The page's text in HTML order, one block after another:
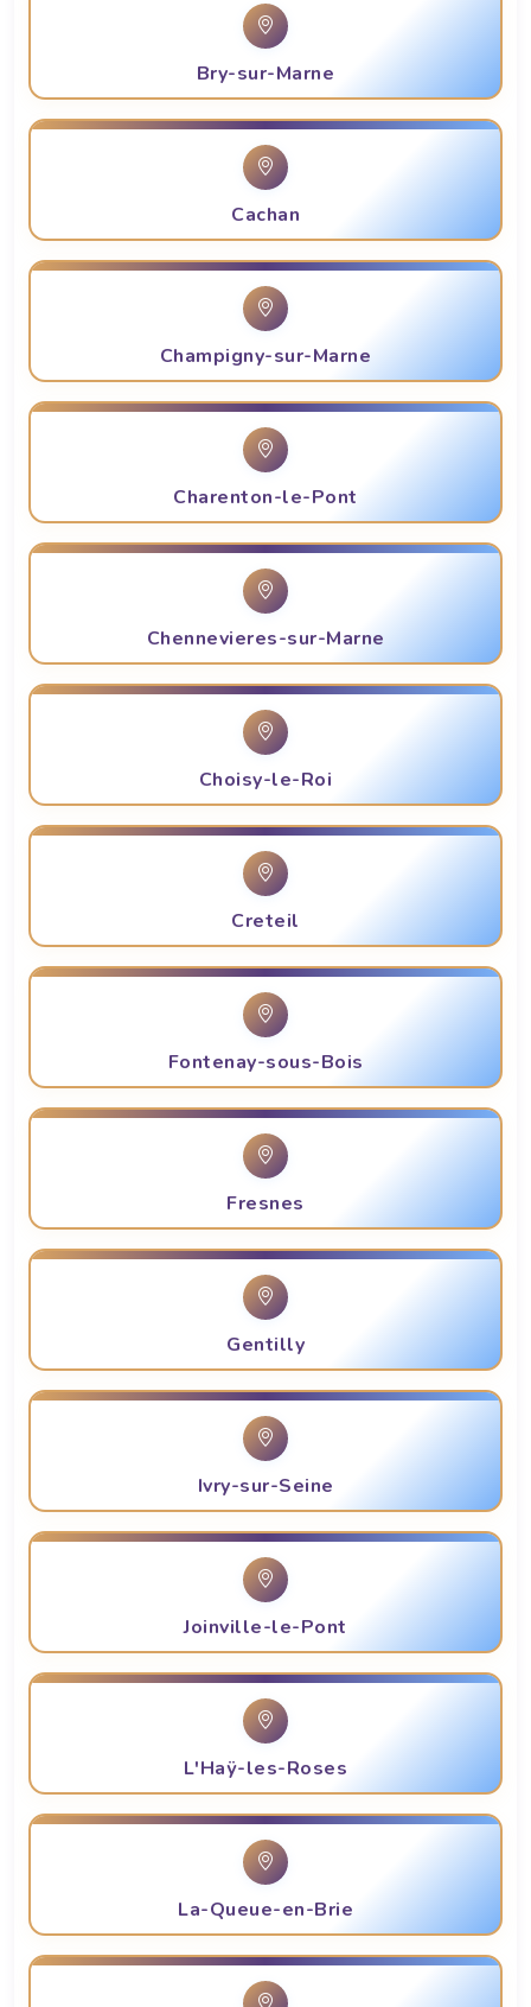
Bry-sur-Marne
Cachan
Champigny-sur-Marne
Charenton-le-Pont
Chennevieres-sur-Marne
Choisy-le-Roi
Creteil
Fontenay-sous-Bois
Fresnes
Gentilly
Ivry-sur-Seine
Joinville-le-Pont
L'Haÿ-les-Roses
La-Queue-en-Brie